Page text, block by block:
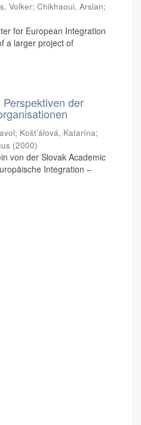
Volker;Chikhaoui, Arslan;
for European Integration
a larger project of
der
; Košt’álová, Katarína;
(2000)
von der Slovak Academic
Integration –